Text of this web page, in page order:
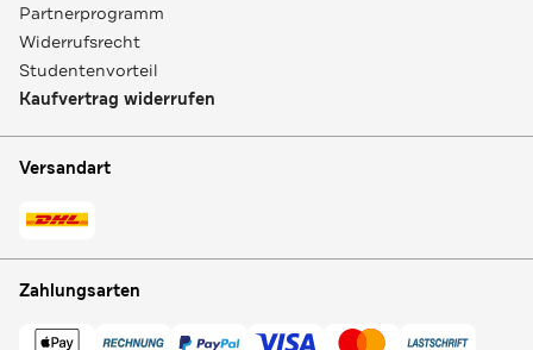
Partnerprogramm
Widerrufsrecht
Studentenvorteil
Kaufvertrag widerrufen
Versandart
Zahlungsarten